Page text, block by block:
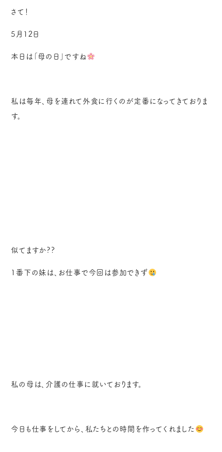
さて！
5月12日
本日は「母の日」ですね
私は毎年、母を連れて外食に行くのが定番になってきておりま
す。
似てますか??
1番下の妹は、お仕事で今回は参加できず
私の母は、介護の仕事に就いております。
今日も仕事をしてから、私たちとの時間を作ってくれました